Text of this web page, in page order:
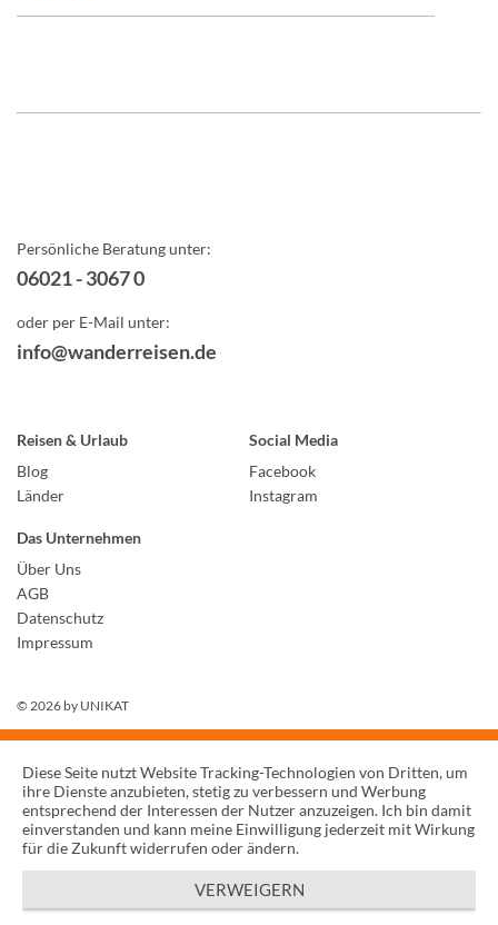
Persönliche Beratung unter:
06021 - 3067 0
oder per E-Mail unter:
info@wanderreisen.de
Reisen & Urlaub
Blog
Länder
Social Media
Facebook
Instagram
Das Unternehmen
Über Uns
AGB
Datenschutz
Impressum
© 2026 by UNIKAT
Diese Seite nutzt Website Tracking-Technologien von Dritten, um
ihre Dienste anzubieten, stetig zu verbessern und Werbung
entsprechend der Interessen der Nutzer anzuzeigen. Ich bin damit
einverstanden und kann meine Einwilligung jederzeit mit Wirkung
für die Zukunft widerrufen oder ändern.
VERWEIGERN